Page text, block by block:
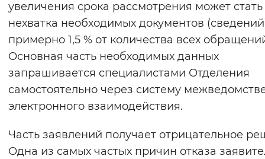
увеличения срока рассмотрения может стать
нехватка необходимых документов
примерно 1,5 % от количества всех
Основная часть необходимых данных
запрашивается специалистами Отделения
самостоятельно через систему
электронного взаимодействия.
Часть заявлений получает отрицательное
Одна из самых частых причин отказа